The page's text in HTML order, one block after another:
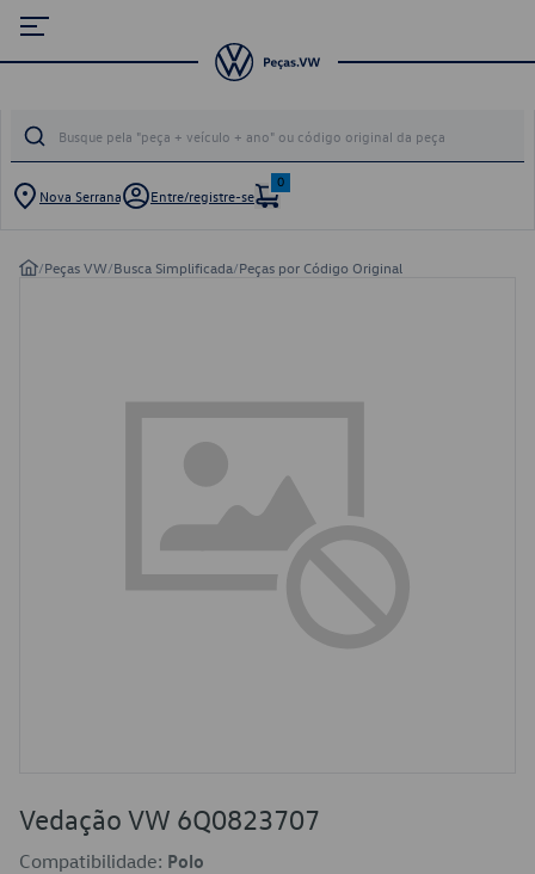
Nova Serrana Entre/registre-se
0
/Peças VW/Busca Simplificada/Peças por Código Original
Vedação VW 6Q0823707
Compatibilidade: Polo